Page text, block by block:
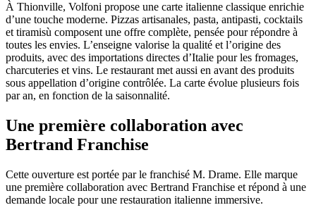
À Thionville, Volfoni propose une carte italienne classique enrichie
d’une touche moderne. Pizzas artisanales, pasta, antipasti, cocktails
et tiramisù composent une offre complète, pensée pour répondre à
toutes les envies. L’enseigne valorise la qualité et l’origine des
produits, avec des importations directes d’Italie pour les fromages,
charcuteries et vins. Le restaurant met aussi en avant des produits
sous appellation d’origine contrôlée. La carte évolue plusieurs fois
par an, en fonction de la saisonnalité.
Une première collaboration avec
Bertrand Franchise
Cette ouverture est portée par le franchisé M. Drame. Elle marque
une première collaboration avec Bertrand Franchise et répond à une
demande locale pour une restauration italienne immersive.